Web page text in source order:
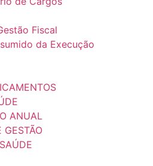
Fiscal
da Execução
ANUAL
GESTÃO